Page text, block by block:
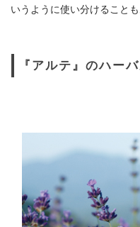
いうように使い分けることも
『アルテ』のハー